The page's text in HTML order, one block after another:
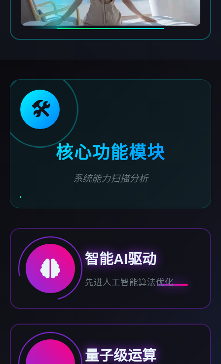
🛠️
核心功能模块
系统能力扫描分析
智能AI驱动
先进人工智能算法优化
量子级运算